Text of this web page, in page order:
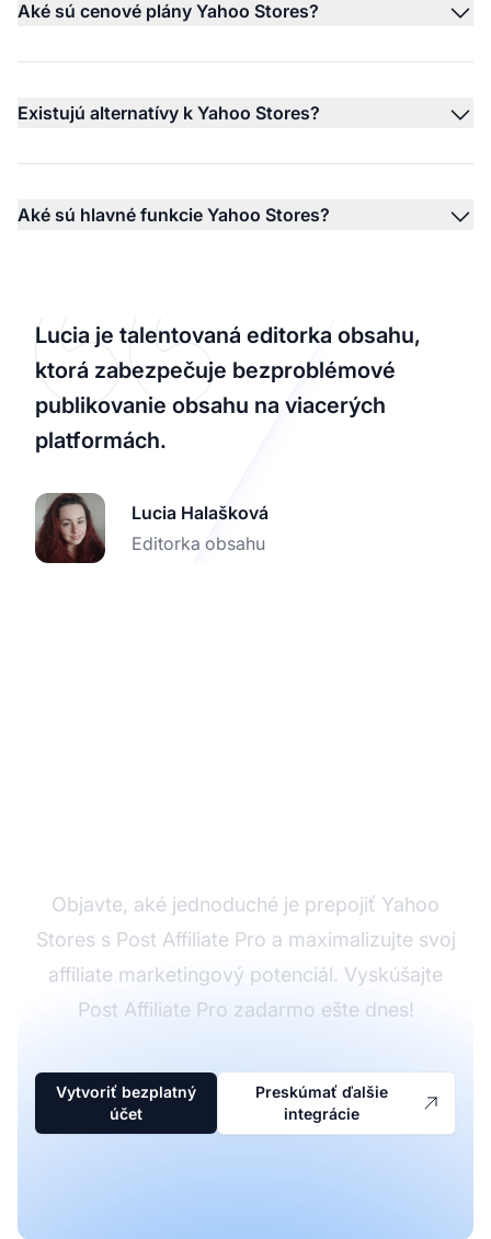
Aké sú cenové plány Yahoo Stores?
Existujú alternatívy k Yahoo Stores?
Aké sú hlavné funkcie Yahoo Stores?
Lucia je talentovaná editorka obsahu,
ktorá zabezpečuje bezproblémové
publikovanie obsahu na viacerých
platformách.
Lucia Halašková
Editorka obsahu
Objavte, aké jednoduché je prepojiť Yahoo
Stores s Post Affiliate Pro a maximalizujte svoj
affiliate marketingový potenciál. Vyskúšajte
Post Affiliate Pro zadarmo ešte dnes!
Vytvoriť bezplatný
účet
Preskúmať ďalšie
integrácie